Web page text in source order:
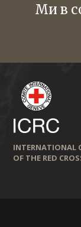
Ми в
INTERNATIONAL
OF THE RED